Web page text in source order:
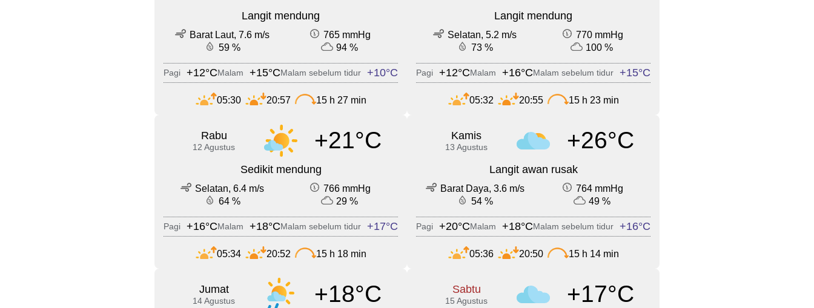
Langit mendung
Barat Laut, 7.6 m/s
765 mmHg
59 %
94 %
Pagi +12°CMalam +15°CMalam sebelum tidur +10°C
05:30 20:57 15 h 27 min
Langit mendung
Selatan, 5.2 m/s
770 mmHg
73 %
100 %
Pagi +12°CMalam +16°CMalam sebelum tidur +15°C
05:32 20:55 15 h 23 min
Rabu
12 Agustus +21°C
Sedikit mendung
Selatan, 6.4 m/s
766 mmHg
64 %
29 %
Pagi +16°CMalam +18°CMalam sebelum tidur +17°C
05:34 20:52 15 h 18 min
Kamis
13 Agustus +26°C
Langit awan rusak
Barat Daya, 3.6 m/s
764 mmHg
54 %
49 %
Pagi +20°CMalam +18°CMalam sebelum tidur +16°C
05:36 20:50 15 h 14 min
Jumat
14 Agustus +18°C Sabtu
15 Agustus +17°C